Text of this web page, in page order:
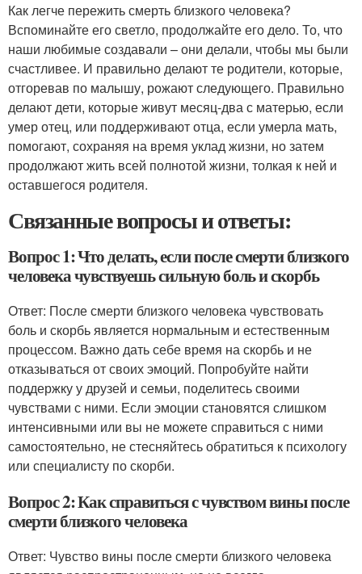
Как легче пережить смерть близкого человека?
Вспоминайте его светло, продолжайте его дело. То, что
наши любимые создавали – они делали, чтобы мы были
счастливее. И правильно делают те родители, которые,
отгоревав по малышу, рожают следующего. Правильно
делают дети, которые живут месяц-два с матерью, если
умер отец, или поддерживают отца, если умерла мать,
помогают, сохраняя на время уклад жизни, но затем
продолжают жить всей полнотой жизни, толкая к ней и
оставшегося родителя.
Связанные вопросы и ответы:
Вопрос 1: Что делать, если после смерти близкого
человека чувствуешь сильную боль и скорбь
Ответ: После смерти близкого человека чувствовать
боль и скорбь является нормальным и естественным
процессом. Важно дать себе время на скорбь и не
отказываться от своих эмоций. Попробуйте найти
поддержку у друзей и семьи, поделитесь своими
чувствами с ними. Если эмоции становятся слишком
интенсивными или вы не можете справиться с ними
самостоятельно, не стесняйтесь обратиться к психологу
или специалисту по скорби.
Вопрос 2: Как справиться с чувством вины после
смерти близкого человека
Ответ: Чувство вины после смерти близкого человека